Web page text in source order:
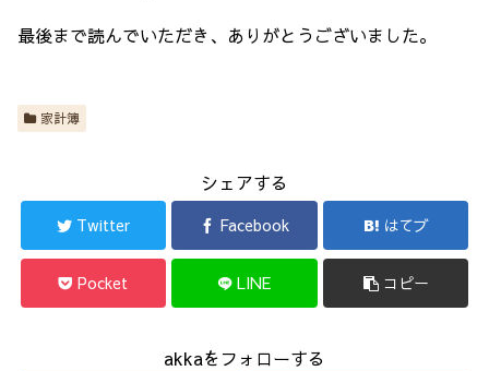
最後まで読んでいただき、ありがとうございました。
家計簿
シェアする
Twitter Facebook はてブ
Pocket LINE コピー
akkaをフォローする